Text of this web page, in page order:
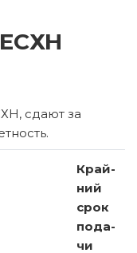
сдают за
Край­
ний
срок
по­да­
чи